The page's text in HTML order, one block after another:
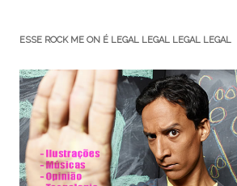
ESSE ROCK ME ON É LEGAL LEGAL LEGAL LEGAL